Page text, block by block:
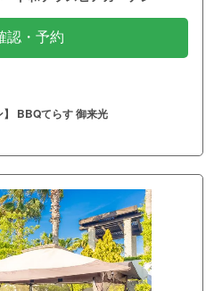
認・予約
】 BBQてらす 御来光